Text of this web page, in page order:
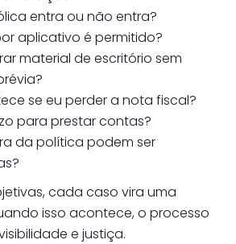
entra ou não entra?
aplicativo é permitido?
material de escritório sem
se eu perder a nota fiscal?
para prestar contas?
da política podem ser
cada caso vira uma
isso acontece, o processo
e justiça.